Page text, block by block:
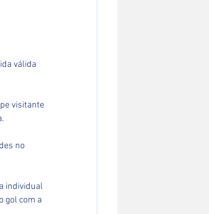
válida
visitante
no
individual
gol com a